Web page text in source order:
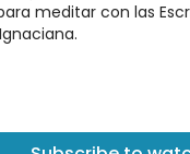
meditar con las